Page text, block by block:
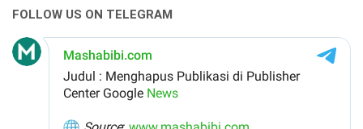
FOLLOW US ON TELEGRAM